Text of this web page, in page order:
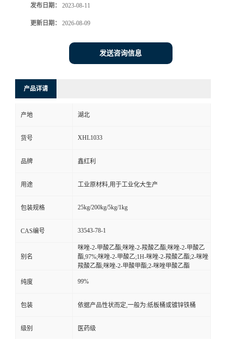
发布日期： 2023-08-11
更新日期： 2026-08-09
发送咨询信息
产品详请
产地 湖北
货号 XHL1033
品牌 鑫红利
用途 工业原材料,用于工业化大生产
包装规格 25kg/200kg/5kg/1kg
CAS编号 33543-78-1
别名
咪唑-2-甲酸乙酯;咪唑-2-羧酸乙酯;咪唑-2-甲酸乙
酯,97%;咪唑-2-甲酸乙;1H-咪唑-2-羧酸乙酯;2-咪唑
羧酸乙酯;咪唑-2-甲酸甲酯;2-咪唑甲酸乙酯
纯度 99%
包装 依据产品性状而定,一般为:纸板桶或镀锌铁桶
级别 医药级